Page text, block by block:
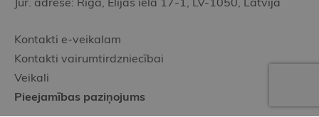
Kontakti e-veikalam
Kontakti vairumtirdzniecībai
Veikali
Pieejamības paziņojums